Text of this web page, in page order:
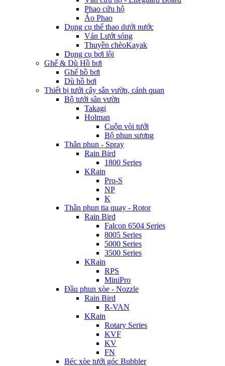
Phao cứu hộ
Áo Phao
Dụng cụ thể thao dưới nước
Ván Lướt sóng
Thuyền chèoKayak
Dụng cụ bơi lội
Ghế & Dù Hồ bơi
Ghế hồ bơi
Dù hồ bơi
Thiết bị tưới cây sân vườn, cảnh quan
Bộ tưới sân vườn
Takagi
Holman
Cuộn vòi tưới
Bộ phun sương
Thân phun - Spray
Rain Bird
1800 Series
KRain
Pro-S
NP
K
Thân phun tia quay - Rotor
Rain Bird
Falcon 6504 Series
8005 Series
5000 Series
3500 Series
KRain
RPS
MiniPro
Đầu phun xòe - Nozzle
Rain Bird
R-VAN
KRain
Rotary Series
KVF
KV
FN
Béc xòe tưới góc Bubbler